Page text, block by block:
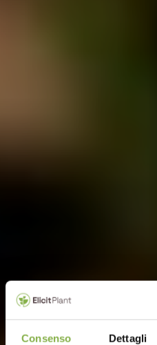
Consenso Dettagli